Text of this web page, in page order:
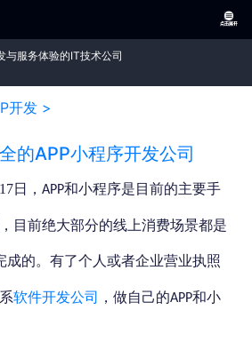
与服务体验的IT技术公司
开发 >
的APP小程序开发公司
日， APP和小程序是目前的主要手
目前绝大部分的线上消费场景都是
成的。有了个人或者企业营业执照
软件开发公司 ，做自己的APP和小